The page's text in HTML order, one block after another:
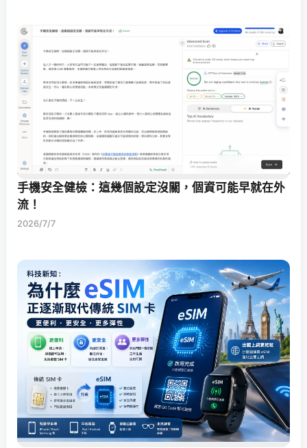
手機安全健檢：這幾個設定沒關，個資可能早就在外
流！
2026/7/7